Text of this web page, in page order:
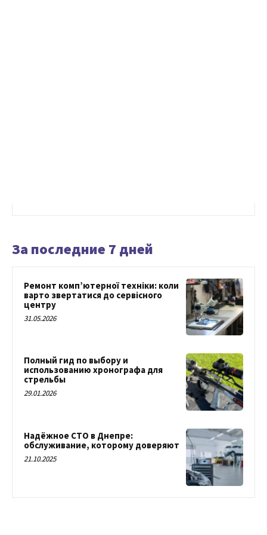
За последние 7 дней
Ремонт комп’ютерної техніки: коли
варто звертатися до сервісного
центру
31.05.2026
Полный гид по выбору и
использованию хронографа для
стрельбы
29.01.2026
Надёжное СТО в Днепре:
обслуживание, которому доверяют
21.10.2025